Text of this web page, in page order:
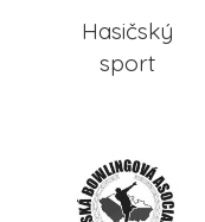
Hasičský
sport